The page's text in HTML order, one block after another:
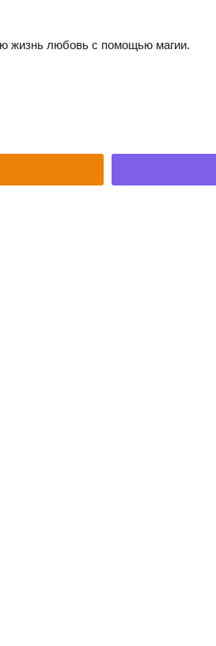
жизнь любовь с помощью магии.